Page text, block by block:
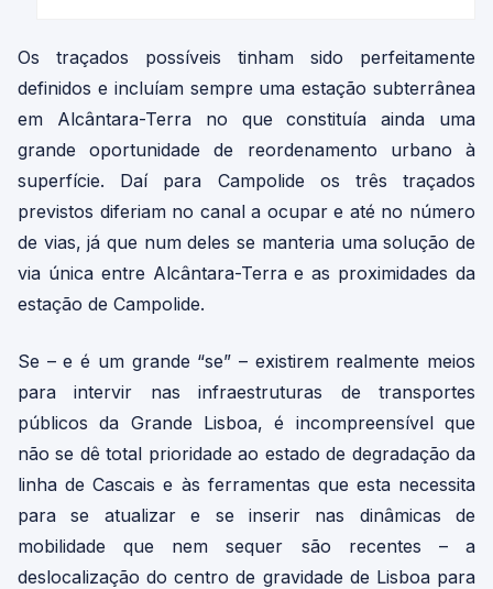
Os traçados possíveis tinham sido perfeitamente
definidos e incluíam sempre uma estação subterrânea
em Alcântara-Terra no que constituía ainda uma
grande oportunidade de reordenamento urbano à
superfície. Daí para Campolide os três traçados
previstos diferiam no canal a ocupar e até no número
de vias, já que num deles se manteria uma solução de
via única entre Alcântara-Terra e as proximidades da
estação de Campolide.
Se – e é um grande “se” – existirem realmente meios
para intervir nas infraestruturas de transportes
públicos da Grande Lisboa, é incompreensível que
não se dê total prioridade ao estado de degradação da
linha de Cascais e às ferramentas que esta necessita
para se atualizar e se inserir nas dinâmicas de
mobilidade que nem sequer são recentes – a
deslocalização do centro de gravidade de Lisboa para